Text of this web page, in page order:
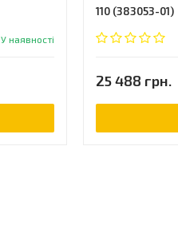
У наявності
110 (383053-01)
25 488 грн.